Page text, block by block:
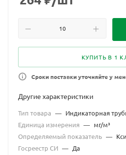
КУПИТЬ В 1
Сроки поставки уточняйте у
Другие характеристики
Тип товара — Индикаторная
Единица измерения — мг/м³
Определяемый показатель —
Госреестр СИ — Да